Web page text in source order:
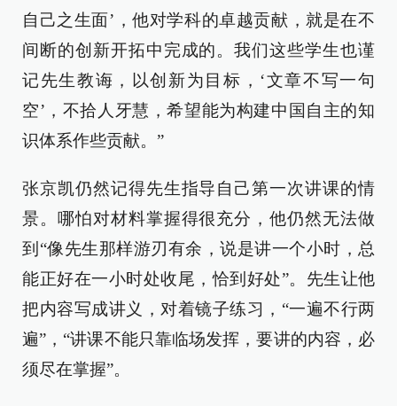
自己之生面’，他对学科的卓越贡献，就是在不
间断的创新开拓中完成的。我们这些学生也谨
记先生教诲，以创新为目标，‘文章不写一句
空’，不拾人牙慧，希望能为构建中国自主的知
识体系作些贡献。”
张京凯仍然记得先生指导自己第一次讲课的情
景。哪怕对材料掌握得很充分，他仍然无法做
到“像先生那样游刃有余，说是讲一个小时，总
能正好在一小时处收尾，恰到好处”。先生让他
把内容写成讲义，对着镜子练习，“一遍不行两
遍”，“讲课不能只靠临场发挥，要讲的内容，必
须尽在掌握”。